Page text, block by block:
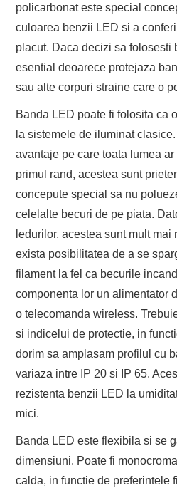
policarbonat este special
culoarea benzii LED si a
placut. Daca decizi sa folosesti
esential deoarece protejaza
sau alte corpuri straine care o
Banda LED poate fi folosita ca
la sistemele de iluminat
avantaje pe care toata lumea
primul rand, acestea sunt
concepute special sa nu
celelalte becuri de pe piata.
ledurilor, acestea sunt mult mai
exista posibilitatea de a se
filament la fel ca becurile
componenta lor un alimentator
o telecomanda wireless.
si indicelui de protectie, in
dorim sa amplasam profilul cu
variaza intre IP 20 si IP 65.
rezistenta benzii LED la
mici.
Banda LED este flexibila si se
dimensiuni. Poate fi
calda, in functie de preferintele